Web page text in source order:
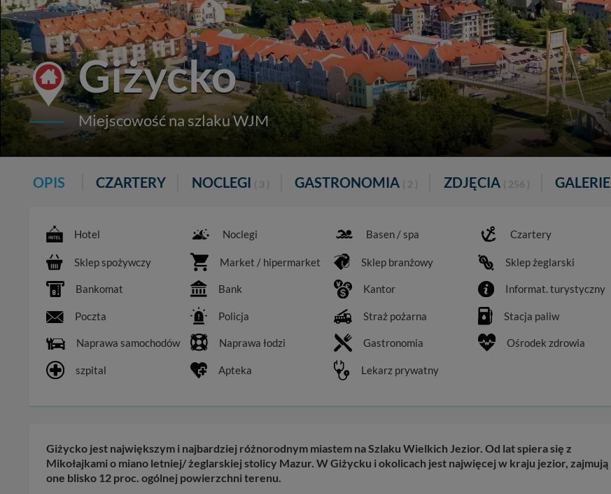
Giżycko
Miejscowość na szlaku WJM
OPIS CZARTERY NOCLEGI ( 3 ) GASTRONOMIA ( 2 ) ZDJĘCIA ( 256 ) GALERIE
Hotel Noclegi Basen / spa Czartery
Sklep spożywczy Market / hipermarket Sklep branżowy Sklep żeglarski
Bankomat Bank Kantor Informat. turystyczny
Poczta Policja Straż pożarna Stacja paliw
Naprawa samochodów Naprawa łodzi Gastronomia Ośrodek zdrowia
szpital Apteka Lekarz prywatny
Giżycko jest największym i najbardziej różnorodnym miastem na Szlaku Wielkich Jezior. Od lat spiera się z
Mikołajkami o miano letniej/ żeglarskiej stolicy Mazur. W Giżycku i okolicach jest najwięcej w kraju jezior, zajmują
one blisko 12 proc. ogólnej powierzchni terenu.